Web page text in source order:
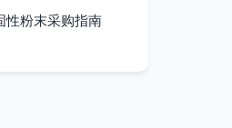
性粉末采购指南